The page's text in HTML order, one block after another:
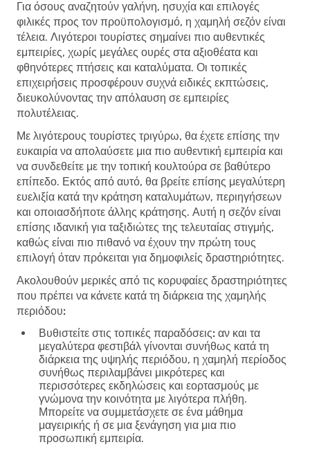
Για όσους αναζητούν γαλήνη, ησυχία και επιλογές
φιλικές προς τον προϋπολογισμό, η χαμηλή σεζόν είναι
τέλεια. Λιγότεροι τουρίστες σημαίνει πιο αυθεντικές
εμπειρίες, χωρίς μεγάλες ουρές στα αξιοθέατα και
φθηνότερες πτήσεις και καταλύματα. Οι τοπικές
επιχειρήσεις προσφέρουν συχνά ειδικές εκπτώσεις,
διευκολύνοντας την απόλαυση σε εμπειρίες
πολυτέλειας.
Με λιγότερους τουρίστες τριγύρω, θα έχετε επίσης την
ευκαιρία να απολαύσετε μια πιο αυθεντική εμπειρία και
να συνδεθείτε με την τοπική κουλτούρα σε βαθύτερο
επίπεδο. Εκτός από αυτό, θα βρείτε επίσης μεγαλύτερη
ευελιξία κατά την κράτηση καταλυμάτων, περιηγήσεων
και οποιασδήποτε άλλης κράτησης. Αυτή η σεζόν είναι
επίσης ιδανική για ταξιδιώτες της τελευταίας στιγμής,
καθώς είναι πιο πιθανό να έχουν την πρώτη τους
επιλογή όταν πρόκειται για δημοφιλείς δραστηριότητες.
Ακολουθούν μερικές από τις κορυφαίες δραστηριότητες
που πρέπει να κάνετε κατά τη διάρκεια της χαμηλής
περιόδου:
Βυθιστείτε στις τοπικές παραδόσεις: αν και τα
μεγαλύτερα φεστιβάλ γίνονται συνήθως κατά τη
διάρκεια της υψηλής περιόδου, η χαμηλή περίοδος
συνήθως περιλαμβάνει μικρότερες και
περισσότερες εκδηλώσεις και εορτασμούς με
γνώμονα την κοινότητα με λιγότερα πλήθη.
Μπορείτε να συμμετάσχετε σε ένα μάθημα
μαγειρικής ή σε μια ξενάγηση για μια πιο
προσωπική εμπειρία.